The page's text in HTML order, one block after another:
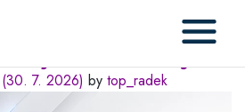
(30. 7. 2026) by top_radek